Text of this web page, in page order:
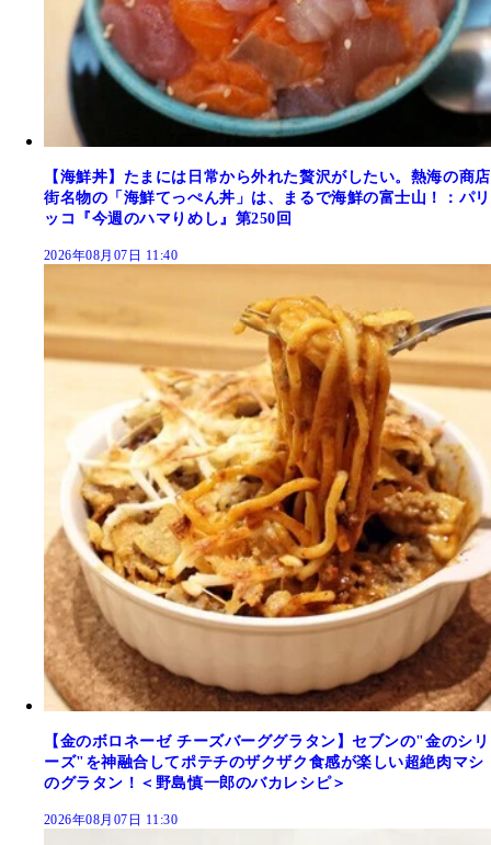
【海鮮丼】たまには日常から外れた贅沢がしたい。熱海の商店
街名物の「海鮮てっぺん丼」は、まるで海鮮の富士山！：パリ
ッコ『今週のハマりめし』第250回
2026年08月07日 11:40
【金のボロネーゼ チーズバーググラタン】セブンの"金のシリ
ーズ"を神融合してポテチのザクザク食感が楽しい超絶肉マシ
のグラタン！＜野島慎一郎のバカレシピ＞
2026年08月07日 11:30